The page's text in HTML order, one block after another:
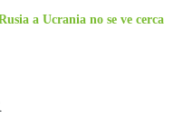
a Ucrania no se ve cerca